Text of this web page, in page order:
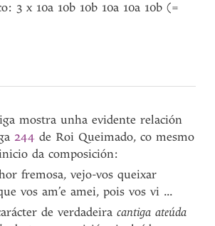
3 x 10a 10b 10b 10a 10a 10b (=
mostra unha evidente relación
244 de Roi Queimado, co mesmo
da composición:
fremosa, vejo-vos queixar
vos am’e amei, pois vos vi ...
de verdadeiracantiga ateúda